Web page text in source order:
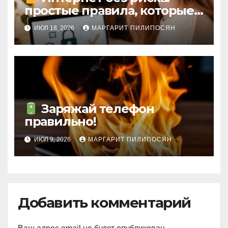
простые правила, которые
сберегут ваши данные
ИЮЛ 18, 2026 МАРГАРИТ ПИЛИПОСЯН
Заряжай телефон
правильно!
ИЮЛ 9, 2026 МАРГАРИТ ПИЛИПОСЯН
Добавить комментарий